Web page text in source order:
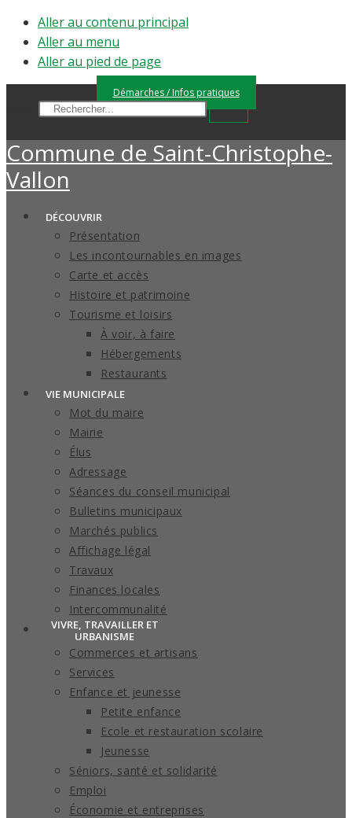
Aller au contenu principal
Aller au menu
Aller au pied de page
Démarches / Infos pratiques
Commune de Saint-Christophe-
Vallon
DÉCOUVRIR
Présentation
Les incontournables en images
Carte et accès
Histoire et patrimoine
Tourisme et loisirs
À voir, à faire
Hébergements
Restaurants
VIE MUNICIPALE
Mot du maire
Mairie
Élus
Adressage
Séances du conseil municipal
Bulletins municipaux
Marchés publics
Affichage légal
Travaux
Finances locales
Intercommunalité
VIVRE, TRAVAILLER ET
URBANISME
Commerces et artisans
Services
Enfance et jeunesse
Petite enfance
Ecole et restauration scolaire
Jeunesse
Séniors, santé et solidarité
Emploi
Économie et entreprises